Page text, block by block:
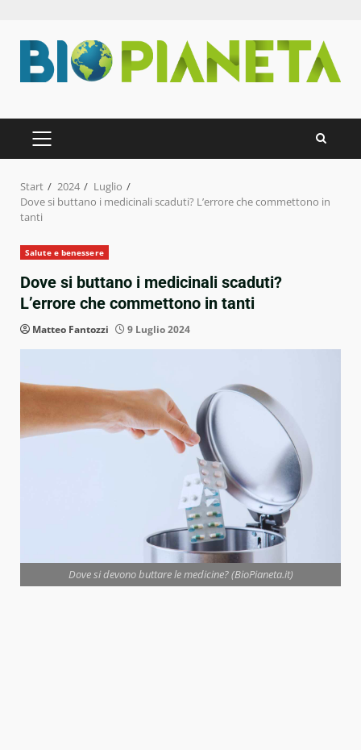
Inhalt
springen
PRIMÄRES
MENÜ
Start 2024
Luglio
Dove si buttano i medicinali scaduti? L’errore che commettono in
tanti
Salute e benessere
Dove si buttano i medicinali scaduti?
L’errore che commettono in tanti
Matteo Fantozzi 9 Luglio 2024
Dove si devono buttare le medicine? (BioPianeta.it)